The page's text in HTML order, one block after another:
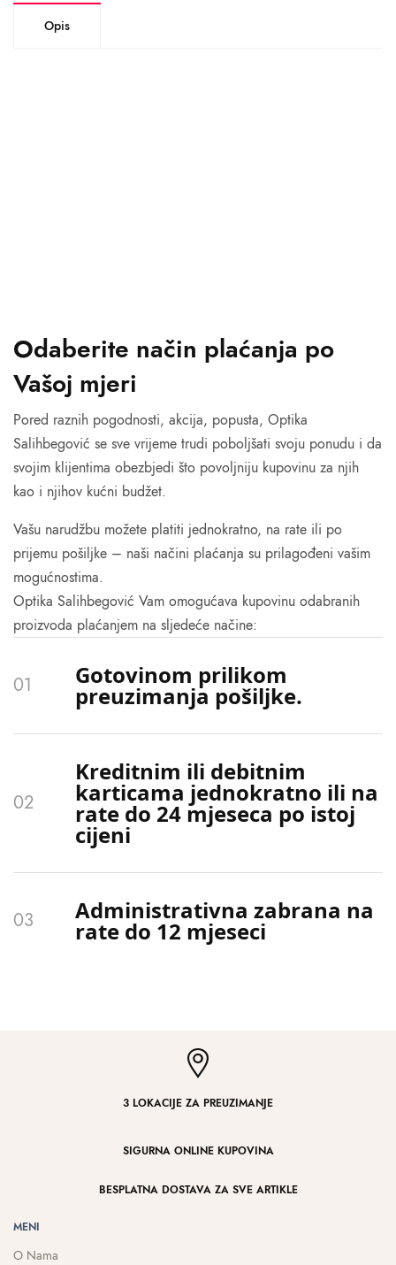
Opis
Odaberite način plaćanja po
Vašoj mjeri
Pored raznih pogodnosti, akcija, popusta, Optika
Salihbegović se sve vrijeme trudi poboljšati svoju ponudu i da
svojim klijentima obezbjedi što povoljniju kupovinu za njih
kao i njihov kućni budžet.
Vašu narudžbu možete platiti jednokratno, na rate ili po
prijemu pošiljke – naši načini plaćanja su prilagođeni vašim
mogućnostima.
Optika Salihbegović Vam omogućava kupovinu odabranih
proizvoda plaćanjem na sljedeće načine:
Gotovinom prilikom
preuzimanja pošiljke.
Kreditnim ili debitnim
karticama jednokratno ili na
rate do 24 mjeseca po istoj
cijeni
Administrativna zabrana na
rate do 12 mjeseci
3 LOKACIJE ZA PREUZIMANJE
SIGURNA ONLINE KUPOVINA
BESPLATNA DOSTAVA ZA SVE ARTIKLE
MENI
O Nama